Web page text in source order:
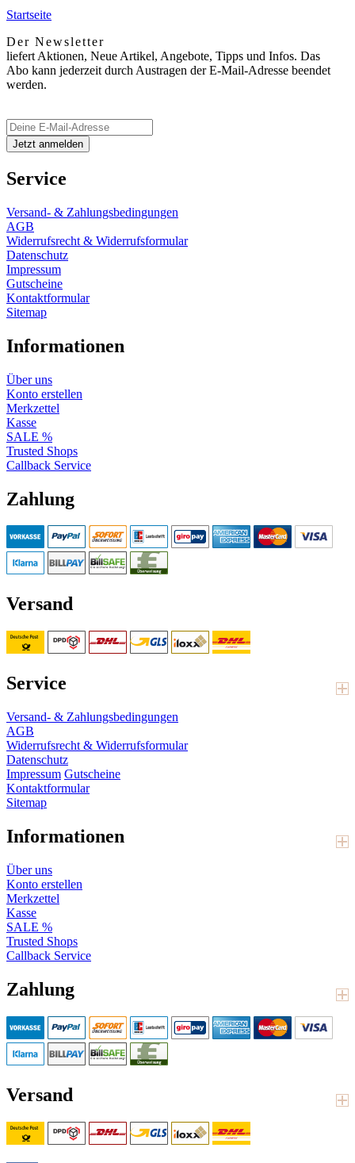
Startseite
Der Newsletter
liefert Aktionen, Neue Artikel, Angebote, Tipps und Infos. Das
Abo kann jederzeit durch Austragen der E-Mail-Adresse beendet
werden.
Service
Versand- & Zahlungsbedingungen
AGB
Widerrufsrecht & Widerrufsformular
Datenschutz
Impressum
Gutscheine
Kontaktformular
Sitemap
Informationen
Über uns
Konto erstellen
Merkzettel
Kasse
SALE %
Trusted Shops
Callback Service
Zahlung
Versand
Service
Versand- & Zahlungsbedingungen
AGB
Widerrufsrecht & Widerrufsformular
Datenschutz
Impressum Gutscheine
Kontaktformular
Sitemap
Informationen
Über uns
Konto erstellen
Merkzettel
Kasse
SALE %
Trusted Shops
Callback Service
Zahlung
Versand